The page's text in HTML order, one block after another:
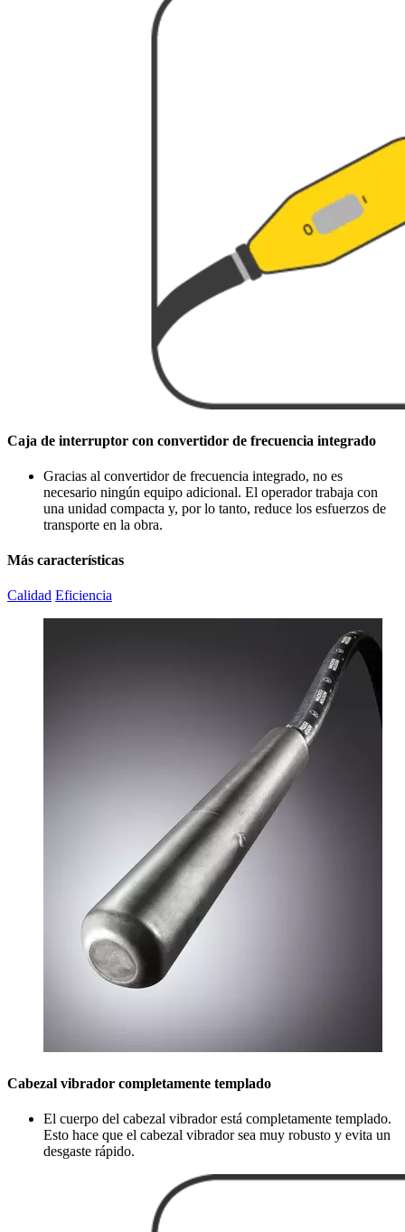
Caja de interruptor con convertidor de frecuencia integrado
Gracias al convertidor de frecuencia integrado, no es
necesario ningún equipo adicional. El operador trabaja con
una unidad compacta y, por lo tanto, reduce los esfuerzos de
transporte en la obra.
Más características
Calidad Eficiencia
Cabezal vibrador completamente templado
El cuerpo del cabezal vibrador está completamente templado.
Esto hace que el cabezal vibrador sea muy robusto y evita un
desgaste rápido.